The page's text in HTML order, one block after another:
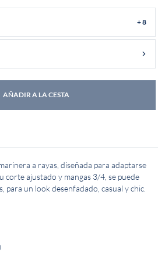
+ 8
AÑADIR A LA CESTA
a rayas, diseñada para adaptarse
corte ajustado y mangas 3/4, se puede
para un look desenfadado, casual y chic.